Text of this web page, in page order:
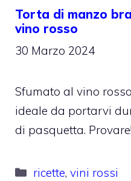
Torta di manzo
vino rosso
30 Marzo 2024
Sfumato al vino
ideale da portarvi
di pasquetta. Provare!
Categorie
ricette,vini rossi